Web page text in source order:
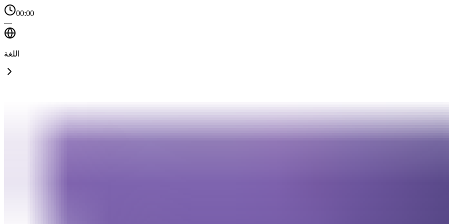
00:00
—
اللغة